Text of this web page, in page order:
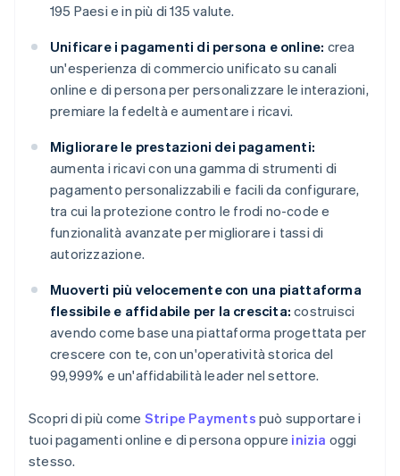
195 Paesi e in più di 135 valute.
Unificare i pagamenti di persona e online: crea
un'esperienza di commercio unificato su canali
online e di persona per personalizzare le interazioni,
premiare la fedeltà e aumentare i ricavi.
Migliorare le prestazioni dei pagamenti:
aumenta i ricavi con una gamma di strumenti di
pagamento personalizzabili e facili da configurare,
tra cui la protezione contro le frodi no-code e
funzionalità avanzate per migliorare i tassi di
autorizzazione.
Muoverti più velocemente con una piattaforma
flessibile e affidabile per la crescita: costruisci
avendo come base una piattaforma progettata per
crescere con te, con un'operatività storica del
99,999% e un'affidabilità leader nel settore.
Scopri di più come Stripe Payments può supportare i
tuoi pagamenti online e di persona oppure inizia oggi
stesso.